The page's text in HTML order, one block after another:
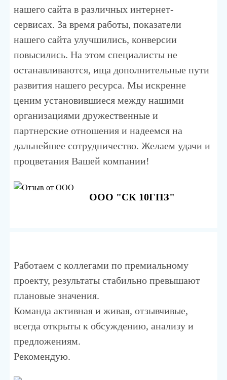
нашего сайта в различных интернет-
сервисах. За время работы, показатели
нашего сайта улучшились, конверсии
повысились. На этом специалисты не
останавливаются, ища дополнительные пути
развития нашего ресурса. Мы искренне
ценим установившиеся между нашими
организациями дружественные и
партнерские отношения и надеемся на
дальнейшее сотрудничество. Желаем удачи и
процветания Вашей компании!
ООО "СК 10ГПЗ"
Работаем с коллегами по премиальному
проекту, результаты стабильно превышают
плановые значения.
Команда активная и живая, отзывчивые,
всегда открыты к обсуждению, анализу и
предложениям.
Рекомендую.